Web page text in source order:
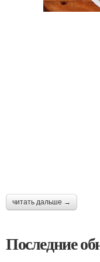
читать дальше →
Последние